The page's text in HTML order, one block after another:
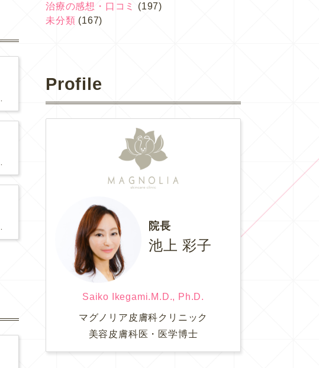
治療の感想・口コミ
(197)
未分類 (167)
Profile
院長
池上 彩子
Saiko Ikegami.M.D., Ph.D.
マグノリア皮膚科クリニック
美容皮膚科医・医学博士